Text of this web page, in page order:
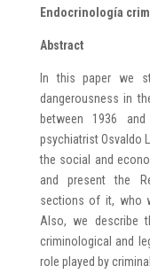
Endocrinología
Abstract
In this paper we
dangerousness in
between 1936
psychiatrist Osvaldo
the social and
and present the
sections of it, who
Also, we describe
criminological and
role played by